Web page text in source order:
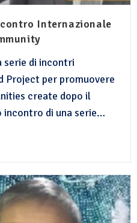
Internazionale
serie di incontri
Project per promuovere
create dopo il
incontro di una serie…